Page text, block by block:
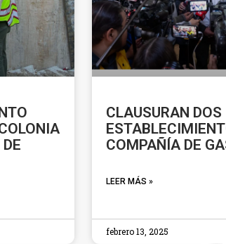
CLAUSURAN DOS
COMPAÑÍA DE
LEER MÁS »
febrero 13, 2025